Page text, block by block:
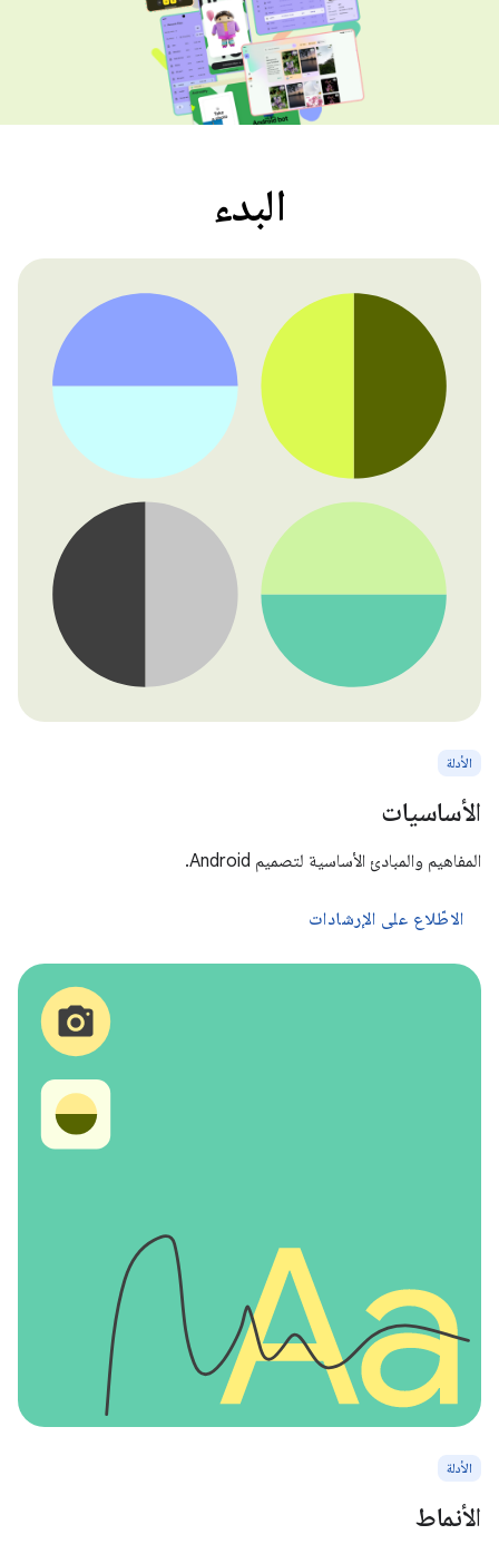
البدء
الأدلة
الأساسيات
المفاهيم والمبادئ الأساسية لتصميم Android.
الاطّلاع على الإرشادات
الأدلة
الأنماط